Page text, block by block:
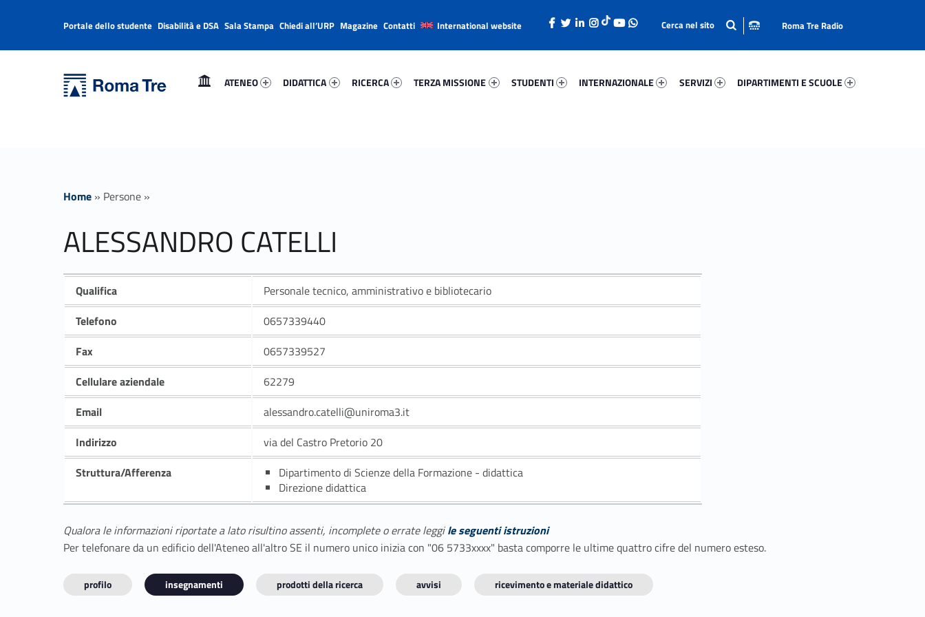
ALESSANDRO CATELLI insegnamenti - Università Roma Tre
ATENEO
DIDATTICA
RICERCA
TERZA MISSIONE
STUDENTI
INTERNAZIONALE
SERVIZI
DIPARTIMENTI E SCUOLE
Header info sidebar
Portale dello studente Disabilità e DSA Sala Stampa Chiedi all’URP Magazine Contatti International website Roma Tre Radio
Home » Persone »
ALESSANDRO CATELLI
Qualifica
Personale tecnico, amministrativo e bibliotecario
Telefono
0657339440
Fax
0657339527
Cellulare aziendale
62279
Email
alessandro.catelli@uniroma3.it
Indirizzo
via del Castro Pretorio 20
Struttura/Afferenza
Dipartimento di Scienze della Formazione - didattica
Direzione didattica
Qualora le informazioni riportate a lato risultino assenti, incomplete o errate leggile seguenti istruzioni
Per telefonare da un edificio dell'Ateneo all'altro SE il numero unico inizia con "06 5733xxxx" basta comporre le ultime quattro cifre del numero esteso.
profilo insegnamenti prodotti della ricerca avvisi ricevimento e materiale didattico